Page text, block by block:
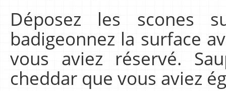
Déposez les scones
badigeonnez la surface
vous aviez réservé.
cheddar que vous aviez